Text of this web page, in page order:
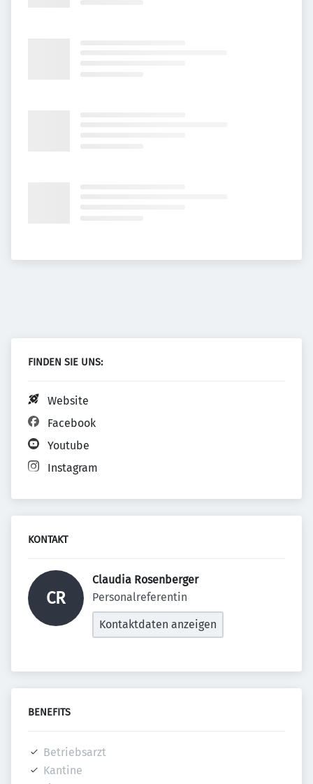
FINDEN SIE UNS:
Website
Facebook
Youtube
Instagram
KONTAKT
CR
Claudia Rosenberger
Personalreferentin
Kontaktdaten anzeigen
BENEFITS
Betriebsarzt
Kantine